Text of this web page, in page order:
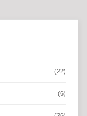
(22)
(6)